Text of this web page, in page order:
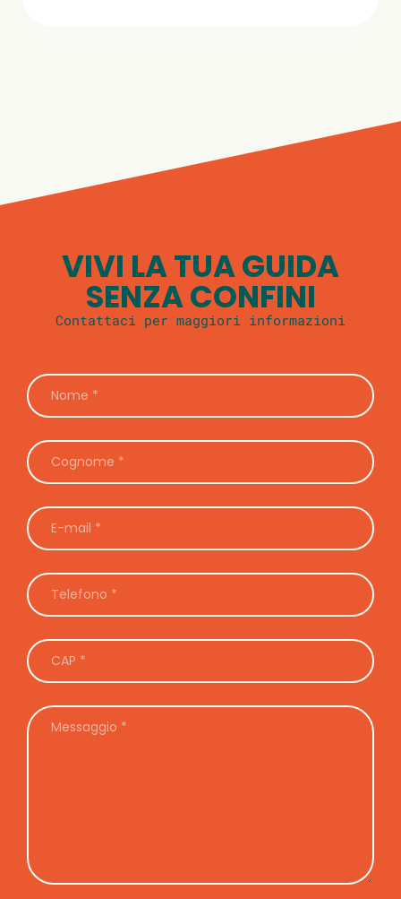
VIVI LA TUA GUIDA
SENZA CONFINI
Contattaci per maggiori informazioni